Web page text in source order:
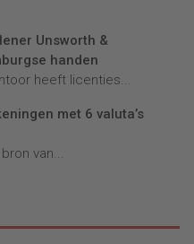
Unsworth &
handen
heeft licenties...
met 6 valuta’s
van...